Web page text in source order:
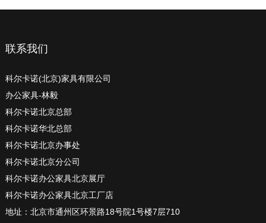
联系我们
科尔卡诺(北京)家具有限公司
办公家具-林毅
科尔卡诺北京总部
科尔卡诺华北总部
科尔卡诺北京办事处
科尔卡诺北京分公司
科尔卡诺办公家具北京展厅
科尔卡诺办公家具北京工厂店
地址：北京市通州区环景路18号院1号楼7层710